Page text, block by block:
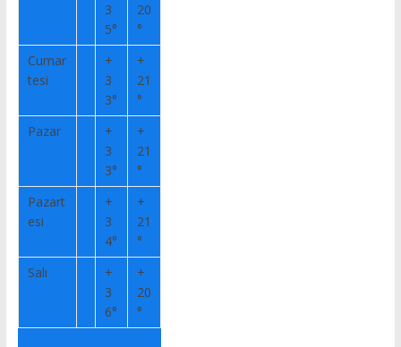
3
5°
20
°
Cumar
tesi
+
3
3°
+
21
°
Pazar
+
3
3°
+
21
°
Pazart
esi
+
3
4°
+
21
°
Salı
+
3
6°
+
20
°